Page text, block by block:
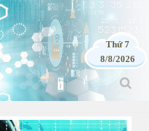
Thứ 7
8/8/2026